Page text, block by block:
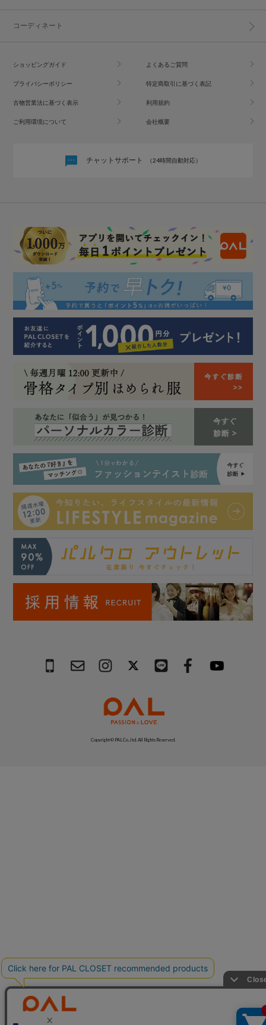
コーディネート
ショッピングガイド よくあるご質問
プライバシーポリシー 特定商取引に基づく表記
古物営業法に基づく表示 利用規約
ご利用環境について 会社概要
チャットサポート （24時間自動対応）
Copyright © PAL Co.,ltd. All Rights Reserved.